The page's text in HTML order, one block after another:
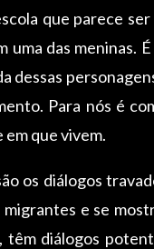
que parece
das meninas.
dessas
Para nós é
que vivem.
os diálogos
migrantes e se
diálogos